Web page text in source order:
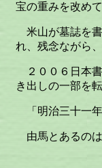
宝の重みを改め
米山が墓誌を書
れ、残念ながら
２００６日本書
き出しの一部を
「明治三十一
由馬とあるのは